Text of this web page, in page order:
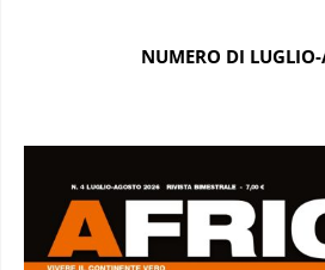
NUMERO DI LUGLIO-